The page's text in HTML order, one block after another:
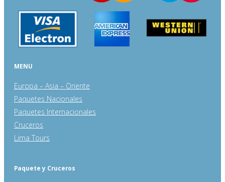
MENU
Europa – Asia – Oriente
Paquetes Nacionales
Paquetes Internacionales
Cruceros
Lima Tours
Paquete y Cruceros